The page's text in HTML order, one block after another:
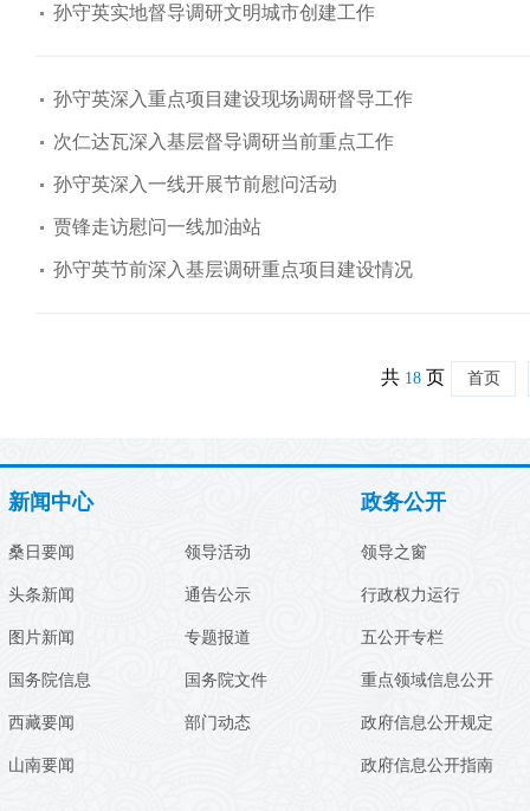
孙守英实地督导调研文明城市创建工作
孙守英深入重点项目建设现场调研督导工作
次仁达瓦深入基层督导调研当前重点工作
孙守英深入一线开展节前慰问活动
贾锋走访慰问一线加油站
孙守英节前深入基层调研重点项目建设情况
共 18 页 首页
新闻中心
桑日要闻
头条新闻
图片新闻
国务院信息
西藏要闻
山南要闻
领导活动
通告公示
专题报道
国务院文件
部门动态
政务公开
领导之窗
行政权力运行
五公开专栏
重点领域信息公开
政府信息公开规定
政府信息公开指南